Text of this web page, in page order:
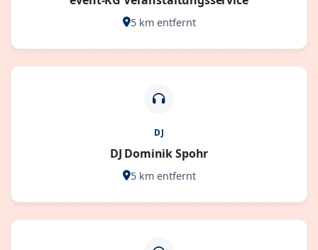
5 km entfernt
DJ
DJ Dominik Spohr
5 km entfernt